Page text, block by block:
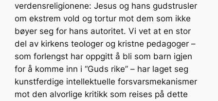
verdensreligionene: Jesus og hans gudstrusler
om ekstrem vold og tortur mot dem som ikke
bøyer seg for hans autoritet. Vi vet at en stor
del av kirkens teologer og kristne pedagoger –
som forlengst har oppgitt å bli som barn igjen
for å komme inn i “Guds rike” – har laget seg
kunstferdige intellektuelle forsvarsmekanismer
mot den alvorlige kritikk som reises på dette